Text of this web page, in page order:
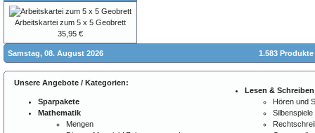
Arbeitskartei zum 5 x 5 Geobrett
35,95 €
Samstag, 08. August 2026 1.583
Unsere Angebote / Kategorien:
Sparpakete
Mathematik
Mengen
Lesen & Schreiben
Hören und
Silbenspiele